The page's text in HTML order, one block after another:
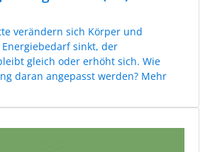
verändern sich Körper und
sinkt, der
gleich oder erhöht sich. Wie
daran angepasst werden? Mehr